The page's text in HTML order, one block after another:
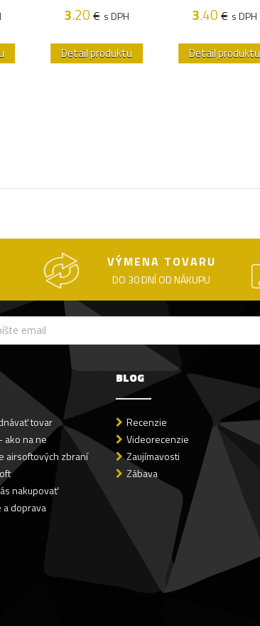
3.20€ s DPH
Detail produktu
3.40€ s DPH
Detail produktu
VÝMENA TOVARU
DO 30 DNÍ OD NÁKUPU
tovar
ako na ne
airsoftových zbraní
nakupovať
doprava
BLOG
Recenzie
Videorecenzie
Zaujímavosti
Zábava